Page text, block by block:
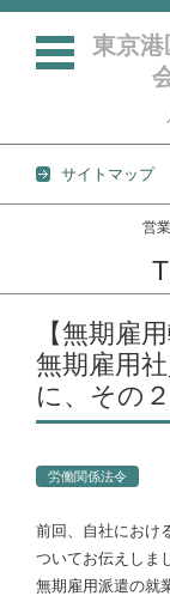
東京
サイトマップ
営
コンテンツに移動
【無期雇
無期雇用
に、その
労働関係法令
前回、自社におけ
ついてお伝えしま
無期雇用派遣の就